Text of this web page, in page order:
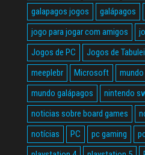
galapagos jogos
galápagos
jogo para jogar com amigos
Jogos de PC
Jogos de
meeplebr
Microsoft
mundo galápagos
nintendo
noticias sobre board games
notícias
PC pc gaming